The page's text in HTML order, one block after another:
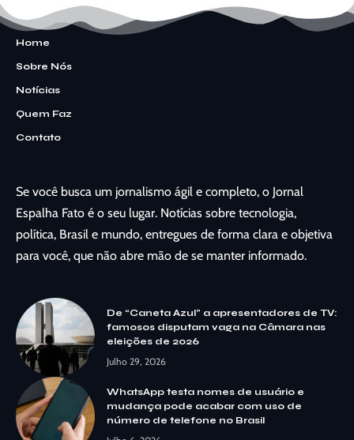
Home
Sobre Nós
Notícias
Quem Faz
Contato
Se você busca um jornalismo ágil e completo, o Jornal
Espalha Fato é o seu lugar. Notícias sobre tecnologia,
política, Brasil e mundo, entregues de forma clara e objetiva
para você, que não abre mão de se manter informado.
De “Caneta Azul” a apresentadores de TV:
famosos disputam vaga na Câmara nas
eleições de 2026
Julho 29, 2026
WhatsApp testa nomes de usuário e
mudança pode acabar com uso de
número de telefone no Brasil